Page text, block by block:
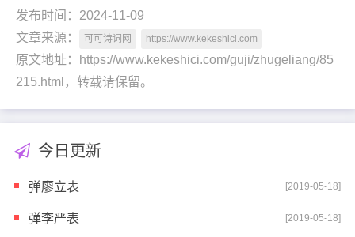
发布时间：2024-11-09
文章来源：
可可诗词网 https://www.kekeshici.com
原文地址：https://www.kekeshici.com/guji/zhugeliang/85
215.html，转载请保留。
今日更新
弹廖立表 [2019-05-18]
弹李严表 [2019-05-18]